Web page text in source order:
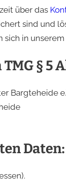
über das
sind und
sich in unserem
§
Bargteheide
Daten: